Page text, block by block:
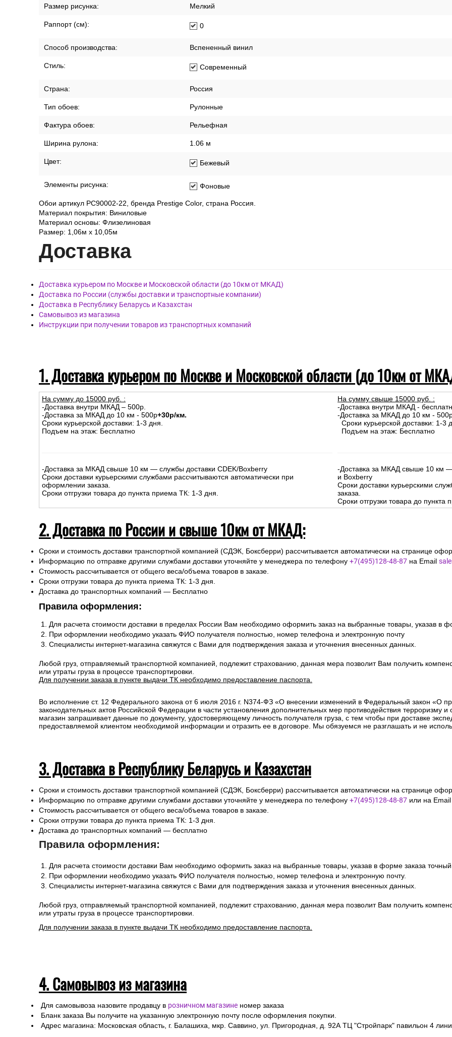
Размер рисунка: Мелкий
Раппорт (см): 0
Способ производства: Вспененный винил
Стиль: Современный
Страна: Россия
Тип обоев: Рулонные
Фактура обоев: Рельефная
Ширина рулона: 1.06 м
Цвет: Бежевый
Элементы рисунка: Фоновые
Обои артикул PC90002-22, бренда Prestige Color, страна Россия.
Материал покрытия: Виниловые
Материал основы: Флизелиновая
Размер: 1,06м х 10,05м
Доставка
Доставка курьером по Москве и Московской области (до 10км от МКАД)
Доставка по России (службы доставки и транспортные компании)
Доставка в Республику Беларусь и Казахстан
Самовывоз из магазина
Инструкции при получении товаров из транспортных компаний
1. Доставка курьером по Москве и Московской области (до 10км от
На сумму до 15000 руб. :
-Доставка внутри МКАД – 500р.
-Доставка за МКАД до 10 км - 500р+30р/км.
Сроки курьерской доставки: 1-3 дня.
Подъем на этаж: Бесплатно
-Доставка за МКАД свыше 10 км — службы доставки CDEK/Boxberry
Сроки доставки курьерскими службами рассчитываются автоматически при
оформлении заказа.
Сроки отгрузки товара до пункта приема ТК: 1-3 дня.
На сумму свыше 15000 руб. :
-Доставка внутри МКАД -
-Доставка за МКАД до 10 км -
Сроки курьерской доставки: 1-3
Подъем на этаж: Бесплатно
-Доставка за МКАД свыше 10 км —
и Boxberry
Сроки доставки курьерскими
заказа.
Сроки отгрузки товара до
2. Доставка по России и свыше 10км от МКАД:
Сроки и стоимость доставки транспортной компанией (СДЭК, Боксберри) рассчитывается автоматически на странице
Информацию по отправке другими службами доставки уточняйте у менеджера по телефону +7(495)128-48-87 на Email
Стоимость рассчитывается от общего веса/объема товаров в заказе.
Сроки отгрузки товара до пункта приема ТК: 1-3 дня.
Доставка до транспортных компаний — Бесплатно
Правила оформления:
Для расчета стоимости доставки в пределах России Вам необходимо оформить заказ на выбранные товары, указав в
При оформлении необходимо указать ФИО получателя полностью, номер телефона и электронную почту
Специалисты интернет-магазина свяжутся с Вами для подтверждения заказа и уточнения внесенных данных.
Любой груз, отправляемый транспортной компанией, подлежит страхованию, данная мера позволит Вам получить
или утраты груза в процессе транспортировки.
Для получении заказа в пункте выдачи ТК необходимо предоставление паспорта.
Во исполнение ст. 12 Федерального закона от 6 июля 2016 г. N374-ФЗ «О внесении изменений в Федеральный закон «О
законодательных актов Российской Федерации в части установления дополнительных мер противодействия терроризму
магазин запрашивает данные по документу, удостоверяющему личность получателя груза, с тем чтобы при доставке
предоставляемой клиентом необходимой информации и отразить ее в договоре. Мы обязуемся не разглашать и не
3. Доставка в Республику Беларусь и Казахстан
Сроки и стоимость доставки транспортной компанией (СДЭК, Боксберри) рассчитывается автоматически на странице
Информацию по отправке другими службами доставки уточняйте у менеджера по телефону +7(495)128-48-87 или на
Стоимость рассчитывается от общего веса/объема товаров в заказе.
Сроки отгрузки товара до пункта приема ТК: 1-3 дня.
Доставка до транспортных компаний — бесплатно
Правила оформления:
Для расчета стоимости доставки Вам необходимо оформить заказ на выбранные товары, указав в форме заказа
При оформлении необходимо указать ФИО получателя полностью, номер телефона и электронную почту.
Специалисты интернет-магазина свяжутся с Вами для подтверждения заказа и уточнения внесенных данных.
Любой груз, отправляемый транспортной компанией, подлежит страхованию, данная мера позволит Вам получить
или утраты груза в процессе транспортировки.
Для получении заказа в пункте выдачи ТК необходимо предоставление паспорта.
4. Самовывоз из магазина
Для самовывоза назовите продавцу в розничном магазине номер заказа
Бланк заказа Вы получите на указанную электронную почту после оформления покупки.
Адрес магазина: Московская область, г. Балашиха, мкр. Саввино, ул. Пригородная, д. 92А ТЦ "Стройпарк" павильон 4